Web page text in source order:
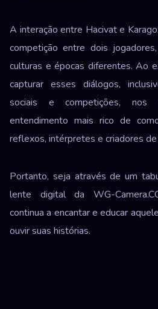
A interação entre Hacivat e
competição entre dois
culturas e épocas diferentes. Ao
capturar esses diálogos,
sociais e competições, nos
entendimento mais rico de
reflexos, intérpretes e criadores de
Portanto, seja através de um
lente digital da WG-
continua a encantar e educar
ouvir suas histórias.